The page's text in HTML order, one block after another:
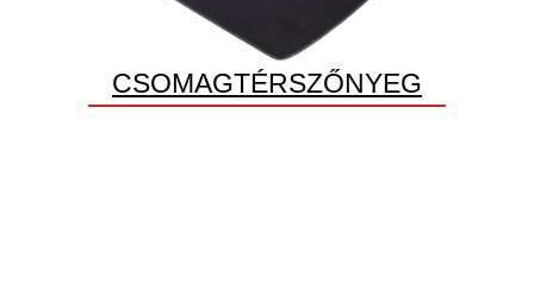
CSOMAGTÉRSZŐNYEG